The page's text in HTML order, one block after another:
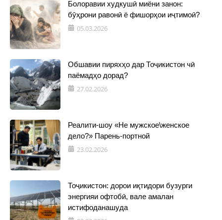
Болоравии худкушӣ миёни занон:
бӯҳрони равонӣ ё фишорҳои иҷтимоӣ?
05.03.2026
Обшавии пиряхҳо дар Тоҷикистон чӣ
паёмадҳо дорад?
27.02.2026
Реалити-шоу «Не мужское\женское
дело?» Парень-портной
23.02.2026
Тоҷикистон: дорои иқтидори бузурги
энергияи офтобӣ, вале амалан
истифоданашуда